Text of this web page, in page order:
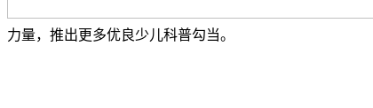
力量，推出更多优良少儿科普勾当。